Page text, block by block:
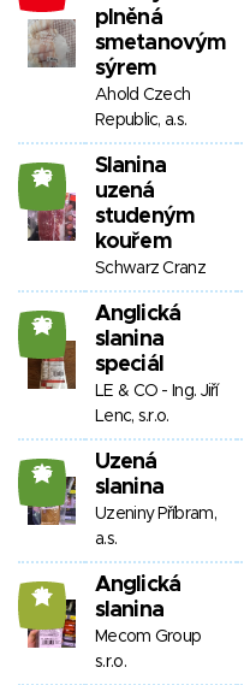
plněná
smetanovým
sýrem
Ahold Czech
Republic, a.s.
23
Slanina
uzená
studeným
kouřem
Schwarz Cranz
23
Anglická
slanina
speciál
LE & CO - Ing. Jiří
Lenc, s.r.o.
26
Uzená
slanina
Uzeniny Příbram,
a.s.
14
Anglická
slanina
Mecom Group
s.r.o.